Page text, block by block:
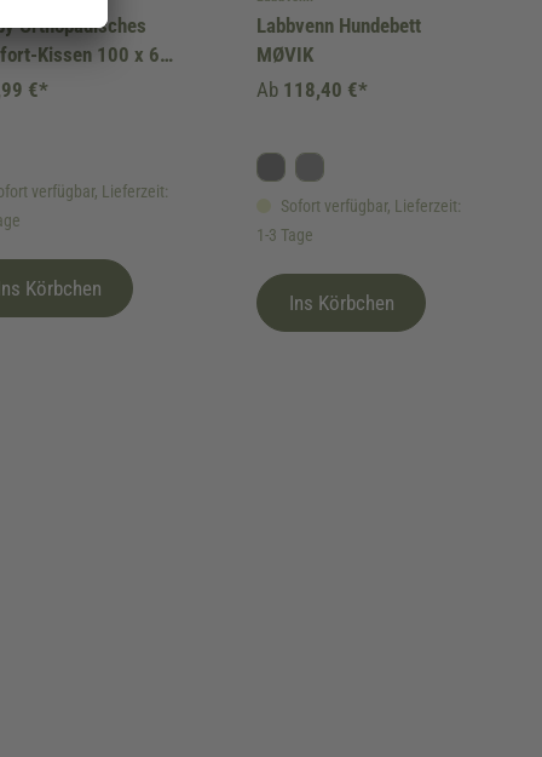
Orthopädisches
Kissen 100 x 65
cm
verfügbar, Lieferzeit:
€*
Körbchen
Labbvenn Hundebett
MØVIK
Sofort verfügbar, Lieferzeit:
1-3 Tage
Anthrazit
Grau
Ab 118,40 €*
Ins Körbchen